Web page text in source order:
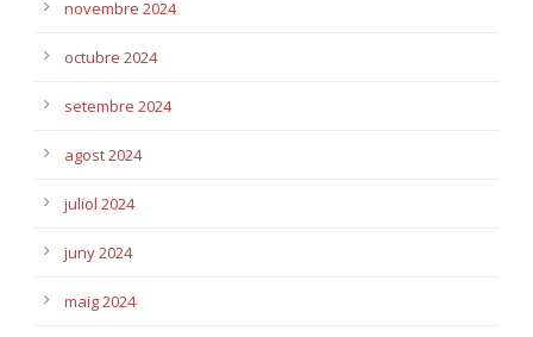
novembre 2024
octubre 2024
setembre 2024
agost 2024
juliol 2024
juny 2024
maig 2024